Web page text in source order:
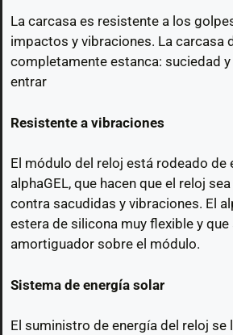
La carcasa es resistente a los
impactos y vibraciones. La carcasa
completamente estanca: suciedad
entrar
Resistente a vibraciones
El módulo del reloj está rodeado de
alphaGEL, que hacen que el reloj
contra sacudidas y vibraciones. El
estera de silicona muy flexible y
amortiguador sobre el módulo.
Sistema de energía solar
El suministro de energía del reloj se